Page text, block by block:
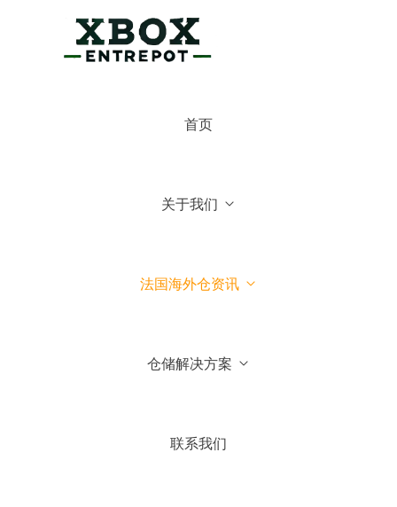
首页
关于我们
法国海外仓资讯
仓储解决方案
联系我们
3.我们可以到法国参观你们仓
4.你们国内有公司吗？